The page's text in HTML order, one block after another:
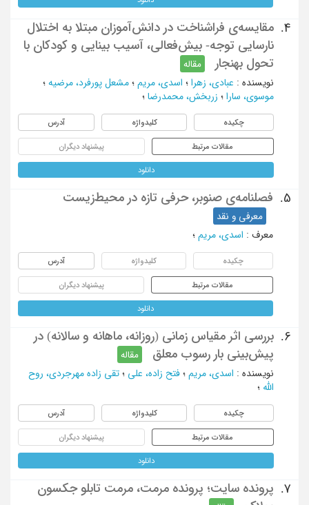
4.
مقایسه‌ی فراشناخت در دانش‌آموزان مبتلا به اختلال
نارسایی توجه- بیش‌فعالی، آسیب بینایی و کودکان با
تحول بهنجار
مقاله
نویسنده : عبادی، زهرا ؛ اسدی، مریم ؛ مشعل پورفرد، مرضیه ؛
موسوی، سارا ؛ زربخش، محمدرضا ؛
چکیده کلیدواژه آدرس
مقالات مرتبط پیشنهاد دیگران
دانلود
5. فصلنامه‌ی صنوبر، حرفی تازه در محیط‌زیست
معرفی و نقد
معرف : اسدی، مریم ؛
چکیده کلیدواژه آدرس
مقالات مرتبط پیشنهاد دیگران
دانلود
6.
بررسی اثر مقیاس زمانی (روزانه، ماهانه و سالانه) در
پیش‌بینی بار رسوب معلق
مقاله
نویسنده : اسدی، مریم ؛ فتح زاده، علی ؛ تقی زاده مهرجردی، روح
الله ؛
چکیده کلیدواژه آدرس
مقالات مرتبط پیشنهاد دیگران
دانلود
7.
پرونده سایت؛ پرونده مرمت، مرمت تابلو جکسون